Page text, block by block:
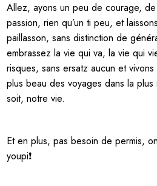
Allez, ayons un peu de courage,
passion, rien qu’un ti peu, et
paillasson, sans distinction de
embrassez la vie qui va, la vie qui
risques, sans ersatz aucun et
plus beau des voyages dans la
soit, notre vie.
Et en plus, pas besoin de permis,
youpi❗